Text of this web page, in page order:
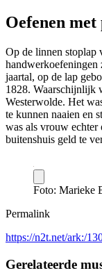
Oefenen met
Op de linnen stoplap
handwerkoefeningen
jaartal, op de lap
1828. Waarschijnlijk
Westerwolde. Het
te kunnen naaien en
was als vrouw echter
buitenshuis geld te
Foto: Marieke
Permalink
https://n2t.net/ark:/
Gerelateerde